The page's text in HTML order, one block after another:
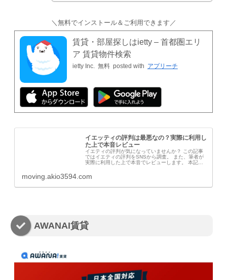
＼無料でインストール＆ご利用できます／
賃貸・部屋探しはietty – 首都圏エリ
ア 賃貸物件検索
ietty Inc. 無料 posted with アプリーチ
イエッティの評判は最悪なの？実際に利用し
た上で本音レビュー
イエティの評判が気になっていませんか？ この記事
ではイエティの評判をSNSから調査。 また、筆者が
実際に利用した上で本音でレビューします。 本記事
moving.akio3594.com
AWANAI賃貸